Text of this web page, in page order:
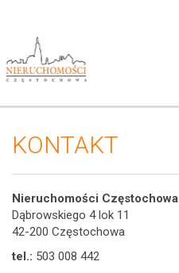
KONTAKT
Nieruchomości Częstochowa
Dąbrowskiego 4 lok 11
42-200 Częstochowa
tel.: 503 008 442